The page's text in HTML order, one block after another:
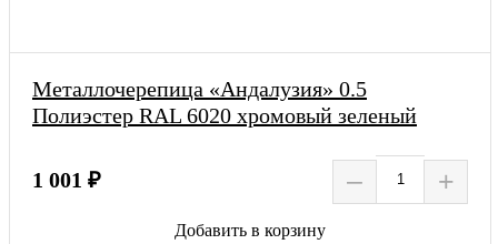
Металлочерепица «Андалузия» 0.5
Полиэстер RAL 6020 хромовый зеленый
1 001 ₽ – +
Добавить в корзину